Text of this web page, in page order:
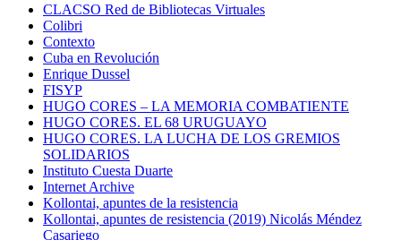
CLACSO Red de Bibliotecas Virtuales
Colibri
Contexto
Cuba en Revolución
Enrique Dussel
FISYP
HUGO CORES – LA MEMORIA COMBATIENTE
HUGO CORES. EL 68 URUGUAYO
HUGO CORES. LA LUCHA DE LOS GREMIOS
SOLIDARIOS
Instituto Cuesta Duarte
Internet Archive
Kollontai, apuntes de la resistencia
Kollontai, apuntes de resistencia (2019) Nicolás Méndez
Casariego